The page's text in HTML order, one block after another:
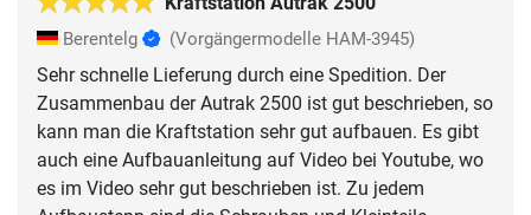
Berentelg (Vorgängermodelle HAM-3945)
Sehr schnelle Lieferung durch eine Spedition. Der
Zusammenbau der Autrak 2500 ist gut beschrieben, so
kann man die Kraftstation sehr gut aufbauen. Es gibt
auch eine Aufbauanleitung auf Video bei Youtube, wo
es im Video sehr gut beschrieben ist. Zu jedem